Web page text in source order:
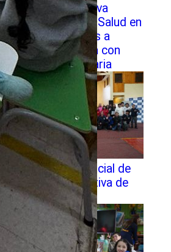
SLEP Chiloé activa
promoción de la Salud en
establecimientos a
través de alianza con
Autoridad Sanitaria
Nace Red Provincial de
Robótica Educativa de
SLEP Chiloé